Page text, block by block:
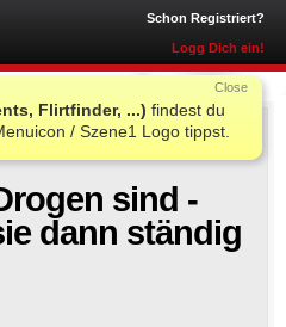
Schon Registriert?
Logg Dich ein!
Flirtfinder, ...) findest du
/ Szene1 Logo tippst.
Close
Gruppe beitreten
teilen
sind -
dann ständig